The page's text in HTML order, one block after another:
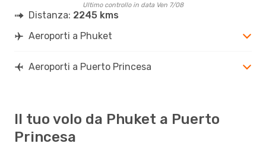
Ultimo controllo in data Ven 7/08
Distanza: 2245 kms
Aeroporti a Phuket
Aeroporti a Puerto Princesa
Il tuo volo da Phuket a Puerto
Princesa